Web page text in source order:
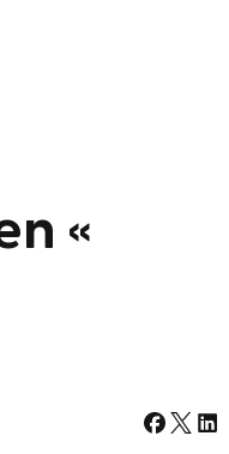
«